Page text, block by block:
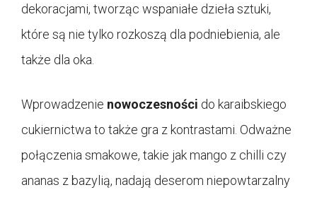
dekoracjami, tworząc wspaniałe dzieła sztuki,
które są nie tylko rozkoszą dla podniebienia, ale
także dla oka.
Wprowadzenie nowoczesności do karaibskiego
cukiernictwa to także gra z kontrastami. Odważne
połączenia smakowe, takie jak mango z chilli czy
ananas z bazylią, nadają deserom niepowtarzalny